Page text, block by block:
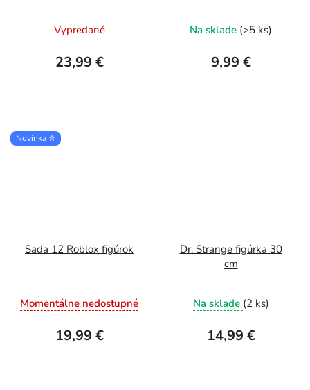
Vypredané
23,99 €
hodnotenie
je
Na sklade (>5 ks)
9,99 €
Novinka ✮
Sada 12 Roblox figúrok
Momentálne nedostupné
19,99 €
Dr. Strange figúrka 30
cm
Na sklade (2 ks)
14,99 €